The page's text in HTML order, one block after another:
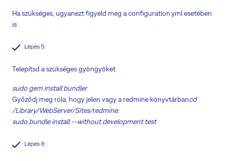
Ha szükséges, ugyanezt figyeld meg a configuration.yml esetében
is
Lépés 5:
Telepítsd a szükséges gyöngyöket
sudo gem install bundler
Győződj meg róla, hogy jelen vagy a redmine könyvtárbancd
/Library/WebServer/Sites/redmine:
sudo bundle install --without development test
Lépés 6: